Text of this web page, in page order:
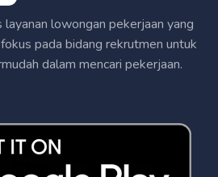
layanan lowongan pekerjaan yang
pada bidang rekrutmen untuk
dalam mencari pekerjaan.